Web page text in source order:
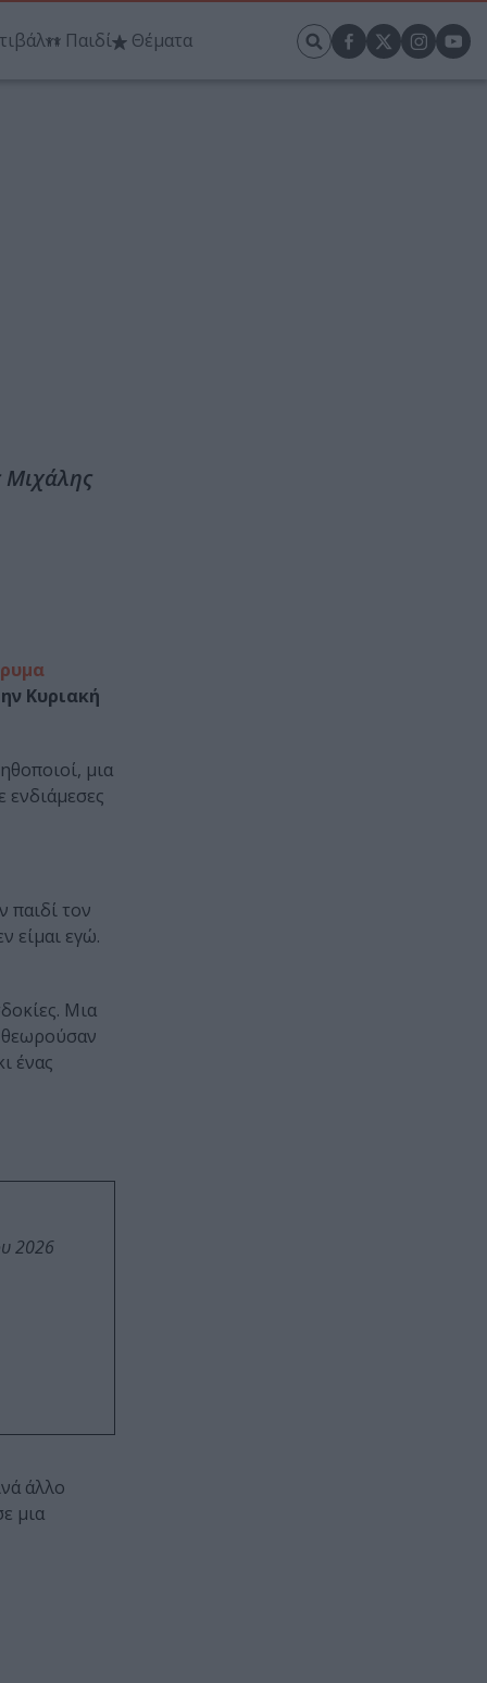
Παιδί Θέματα
Μιχάλης
Κυριακή
μια
ενδιάμεσες
παιδί τον
είμαι εγώ.
Μια
θεωρούσαν
ένας
2026
άλλο
μια